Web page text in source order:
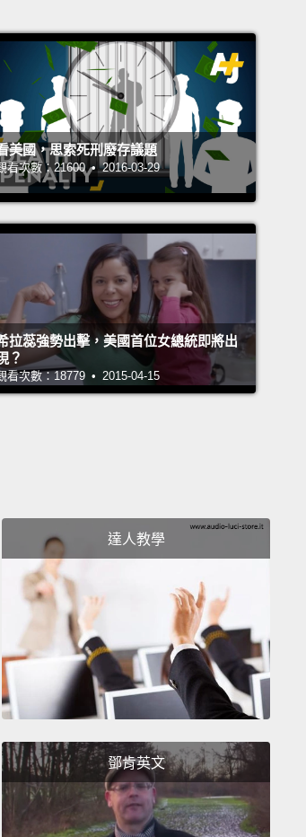
波拉其實是一組有五個種類的病毒－
薩伊伊波拉病毒、雷斯頓伊波拉病
及象牙海岸伊波拉病毒。在幾內亞境
之一－－薩伊病毒種。薩伊病毒種能
率。
in 1976 with two outbreaks that
the same time. One was in
in the Democratic Republic of
happened near the Ebola
disease gets its name. And the
ever was also in DRC in 1995. That
a total of 315 infected. That's an
的一場疫情爆發也是在 1995 年的剛
染人數 315 人中的 254 人。也就是百
chimpanzees, gorillas,
and porcupines, and it passes
contact with bodily fluids,
of those infected mammals.
So one
it's introduced to humans is by
meat of dead or already ill
from human to human by direct
organs, and bodily fluid,
美國，思索死刑廢存議題
看次數：21600 • 2016-03-29
拉蕊強勢出擊，美國首位女總統即將出
？
看次數：18779 • 2015-04-15
達人教學
鄧肯英文